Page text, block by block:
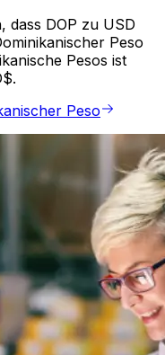
dass DOP zu USD
Peso
Pesos ist
Peso